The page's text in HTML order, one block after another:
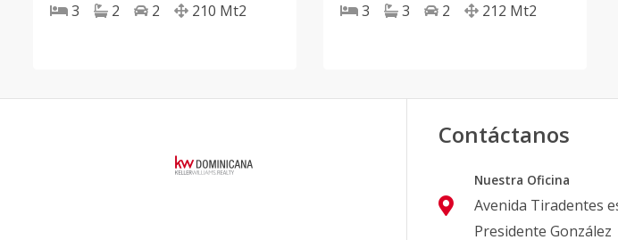
3 2 2 210 Mt2 3 3 2 212 Mt2
Contáctanos
Nuestra Oficina
Avenida Tiradentes
Presidente González